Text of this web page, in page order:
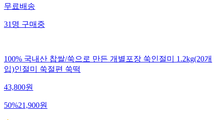
무료배송
31 명 구매중
100% 국내산 찹쌀/쑥으로 만든 개별포장 쑥인절미 1.2kg(20개
입)인절미 쑥절편 쑥떡
43,800원
50%21,900원